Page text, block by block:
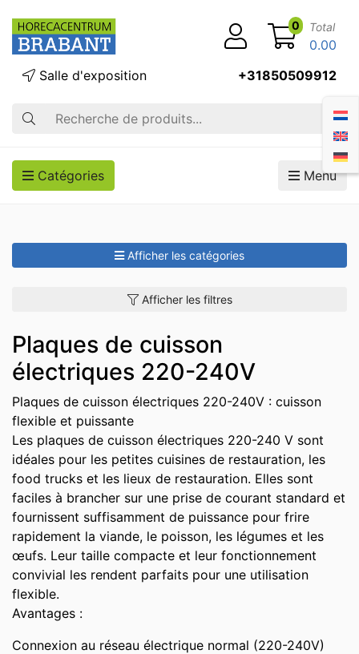
Recherche
Salle d'exposition +31850509912
0 Total
0.00
Catégories Menu
Afficher les catégories
Afficher les filtres
Plaques de cuisson
électriques 220-240V
Plaques de cuisson électriques 220-240V : cuisson
flexible et puissante
Les plaques de cuisson électriques 220-240 V sont
idéales pour les petites cuisines de restauration, les
food trucks et les lieux de restauration. Elles sont
faciles à brancher sur une prise de courant standard et
fournissent suffisamment de puissance pour frire
rapidement la viande, le poisson, les légumes et les
œufs. Leur taille compacte et leur fonctionnement
convivial les rendent parfaits pour une utilisation
flexible.
Avantages :
Connexion au réseau électrique normal (220-240V)